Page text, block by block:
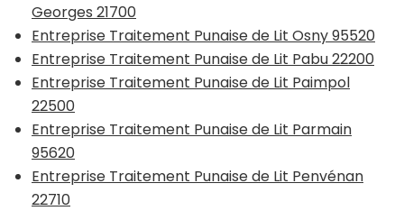
Georges 21700
Entreprise Traitement Punaise de Lit Osny 95520
Entreprise Traitement Punaise de Lit Pabu 22200
Entreprise Traitement Punaise de Lit Paimpol
22500
Entreprise Traitement Punaise de Lit Parmain
95620
Entreprise Traitement Punaise de Lit Penvénan
22710